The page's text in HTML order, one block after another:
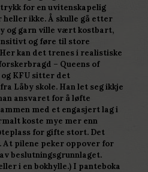
for en uvitenskapelig
ikke. Å skulle gå etter
og garn ville vært kostbart,
og føre til store
kan det trenes i realistiske
– Queens of
og KFU sitter det
Låby skole. Han let seg ikkje
ansvaret for å løfte
med et engasjert lag i
koste mye mer enn
for gifte stort. Det
At pilene peker oppover for
beslutningsgrunnlaget.
i en bokhylle.) I panteboka